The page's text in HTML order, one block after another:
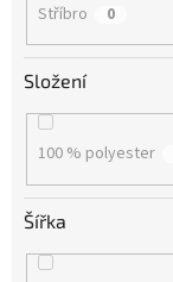
Stříbro 0
Složení
100 % polyester
Šířka